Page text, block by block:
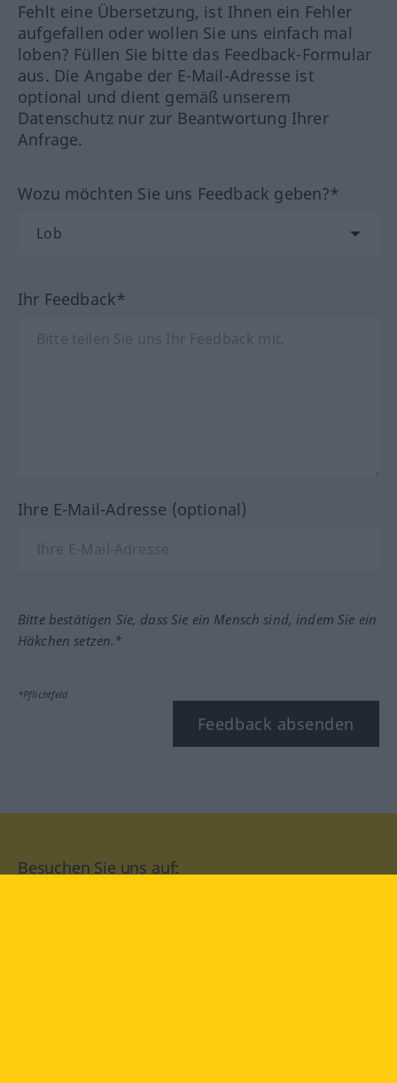
Fehlt eine Übersetzung, ist Ihnen ein Fehler
aufgefallen oder wollen Sie uns einfach mal
loben? Füllen Sie bitte das Feedback-Formular
aus. Die Angabe der E-Mail-Adresse ist
optional und dient gemäß unserem
Datenschutz nur zur Beantwortung Ihrer
Anfrage.
Wozu möchten Sie uns Feedback geben?*
Ihr Feedback*
Ihre E-Mail-Adresse (optional)
Bitte bestätigen Sie, dass Sie ein Mensch sind, indem Sie ein
Häkchen setzen.*
*Pflichtfeld
Feedback absenden
Besuchen Sie uns auf: